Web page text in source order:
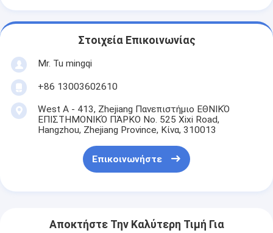
Στοιχεία Επικοινωνίας
Mr. Tu mingqi
+86 13003602610
West A - 413, Zhejiang Πανεπιστήμιο ΕΘΝΙΚΌ
ΕΠΙΣΤΗΜΟΝΙΚΌ ΠΆΡΚΟ No. 525 Xixi Road,
Hangzhou, Zhejiang Province, Κίνα, 310013
Επικοινωνήστε
Αποκτήστε Την Καλύτερη Τιμή Για